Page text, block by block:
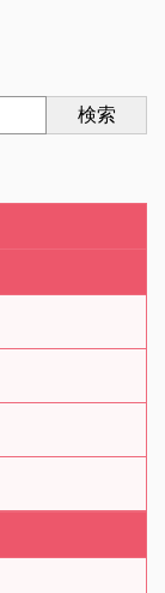
検索